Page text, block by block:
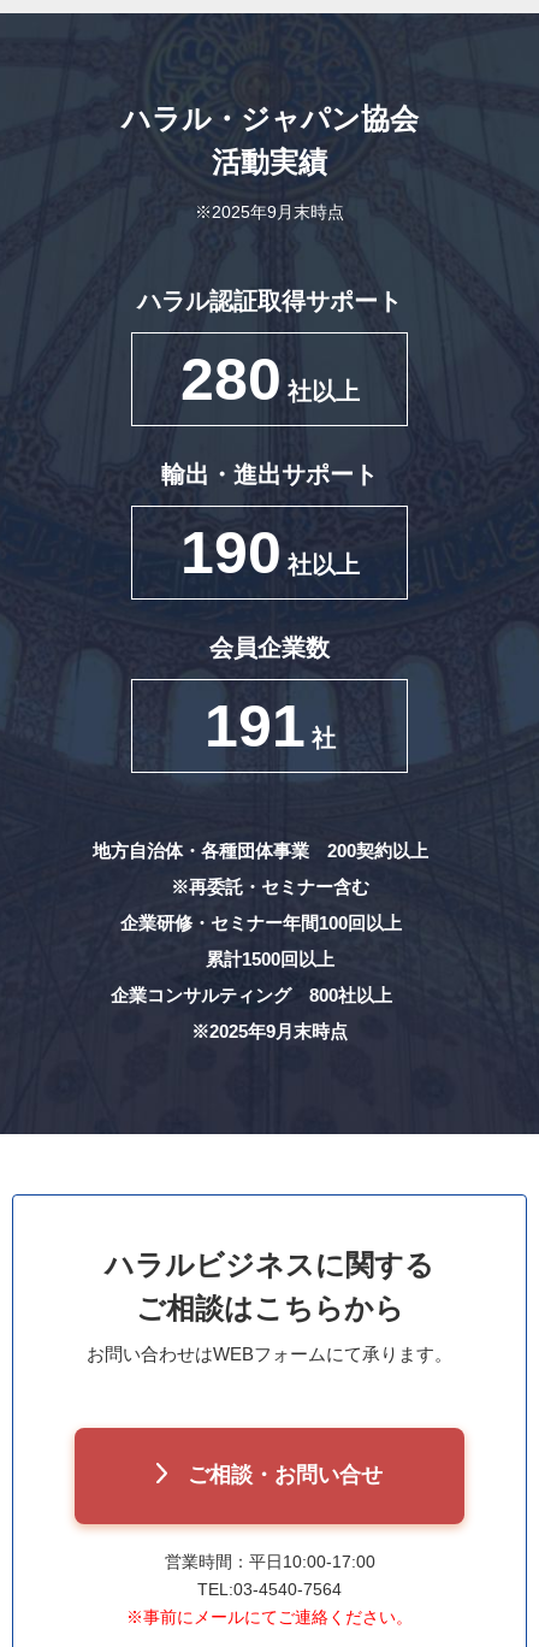
ハラル・ジャパン協会
活動実績
※2025年9月末時点
ハラル認証取得サポート
280 社以上
輸出・進出サポート
190 社以上
会員企業数
191 社
地方自治体・各種団体事業 200契約以上
※再委託・セミナー含む
企業研修・セミナー年間100回以上
累計1500回以上
企業コンサルティング 800社以上
※2025年9月末時点
ハラルビジネスに関する
ご相談はこちらから
お問い合わせはWEBフォームにて承ります。
ご相談・お問い合せ
営業時間：平日10:00-17:00
TEL:03-4540-7564
※事前にメールにてご連絡ください。